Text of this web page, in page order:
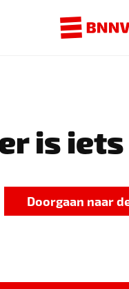
is
Doorgaan naar